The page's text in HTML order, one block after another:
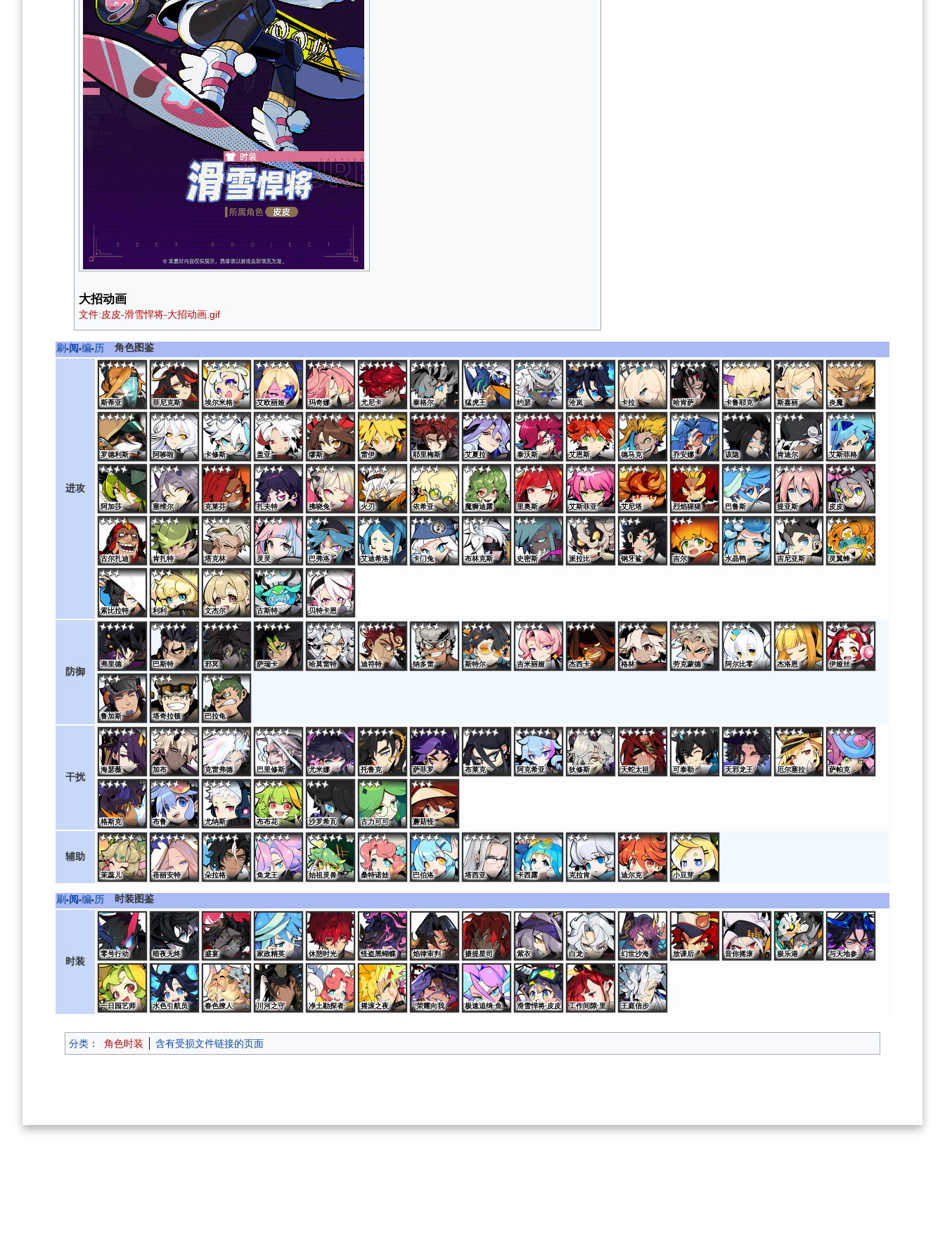
大招动画
文件:皮皮-滑雪悍将-大招动画.gif
刷•阅•编•历 角色图鉴
进攻
斯蒂亚 菲尼克斯 埃尔米格 艾欧丽娅 玛奇娜 尤尼卡 泰格尔 猛虎王 约瑟 沧岚 卡拉 哈肯萨 卡鲁耶克 斯嘉丽 炎魔
罗德利斯 阿哆啦 卡修斯 盖亚 缪斯 雷伊 耶里梅斯 艾夏拉 泰沃斯 艾恩斯 德马克 乔安娜 该隐 肯迪尔 艾斯菲格
阿加莎 塞维尔 克莱芬 扎夫特 拂晓兔 火刃 依希亚 魔狮迪露 里奥斯 艾斯菲亚 艾尼塔 烈焰猩猩 巴鲁斯 提亚斯 皮皮
古尔扎迪 肯扎特 塔克林 灵灵 巴弗洛 艾迪希洛 卡门兔 布林克斯 史密斯 派拉比 钢牙鲨 吉尔 水晶鸭 吉尼亚斯 灵翼蜂
索比拉特 利利 文杰尔 古斯特 贝特卡恩
防御
弗里德 巴斯特 邪冥 萨瑞卡 哈莫雷特 迪符特 纳多雷 斯特尔 吉米丽娅 杰西卡 格林 劳克蒙德 阿尔比零 杰洛恩 伊娅丝
鲁加斯 塔奇拉顿 巴拉龟
干扰
海瑟薇 加布 克雷弗德 巴里修斯 尤米娜 托鲁克 萨菲罗 布莱克 阿克希亚 狄修斯 天蛇太祖 可泰勒 天邪龙王 厄尔塞拉 萨帕克
格斯克 布鲁 尤纳斯 布布花 沙罗希瓦 古力可可 蘑菇怪
辅助
茉蕊儿 蓓丽安特 朵拉格 鱼龙王 始祖灵兽 桑特诺娃 巴伯洛 塔西亚 卡西露 克拉肯 迪尔克 小豆芽
刷•阅•编•历 时装图鉴
时装
零号行动 暗夜无终 盛宴 家政精英 休憩时光 怪盗黑蝴蝶 焰律审判 摄提星司 紫衣 白龙 幻世沙海 放课后 音你摇滚 极乐港 与天地参
一日园艺师 水色引航员 春色撩人 川河之守 净土勘探者·桑特诺娃 摇滚之夜 “荣耀向我俯首”·艾夏拉 极速追缉·鱼龙王 滑雪悍将·皮皮 工作间隙·里奥斯 王庭信步
分类 ： 角色时装 含有受损文件链接的页面